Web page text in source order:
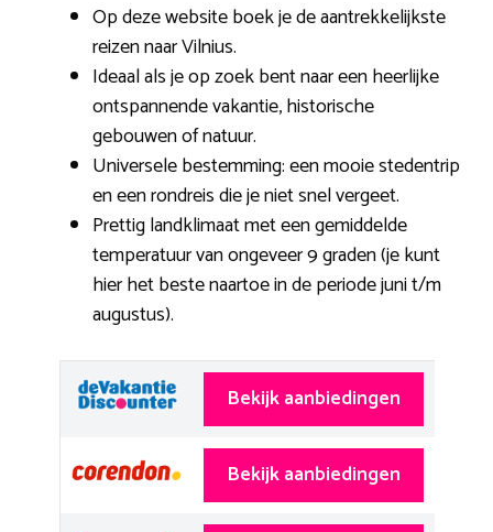
Op deze website boek je de aantrekkelijkste
reizen naar Vilnius.
Ideaal als je op zoek bent naar een heerlijke
ontspannende vakantie, historische
gebouwen of natuur.
Universele bestemming: een mooie stedentrip
en een rondreis die je niet snel vergeet.
Prettig landklimaat met een gemiddelde
temperatuur van ongeveer 9 graden (je kunt
hier het beste naartoe in de periode juni t/m
augustus).
Bekijk aanbiedingen
Bekijk aanbiedingen